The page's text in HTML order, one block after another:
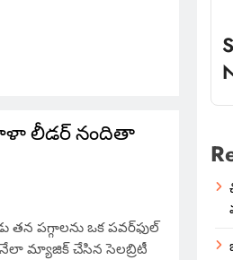
లీడర్‌ నందితా
తన పగ్గాలను ఒక పవర్‌ఫుల్
మ్యాజిక్ చేసిన సెలబ్రిటీ